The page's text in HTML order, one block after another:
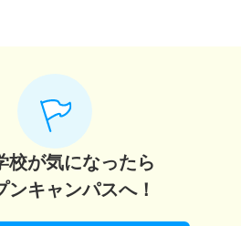
校が気になったら
ンキャンパスへ！